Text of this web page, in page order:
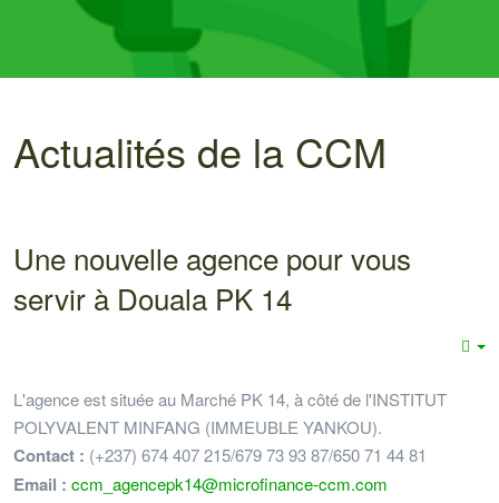
Actualités de la CCM
Une nouvelle agence pour vous
servir à Douala PK 14
L'agence est située au Marché PK 14, à côté de l'INSTITUT
POLYVALENT MINFANG (IMMEUBLE YANKOU).
Contact : (+237) 674 407 215/679 73 93 87/650 71 44 81
Email : ccm_agencepk14@microfinance-ccm.com